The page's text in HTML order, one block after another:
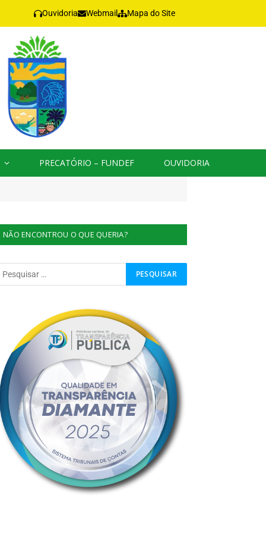
Ouvidoria Webmail Mapa do Site
PRECATÓRIO – FUNDEF OUVIDORIA
NÃO ENCONTROU O QUE QUERIA?